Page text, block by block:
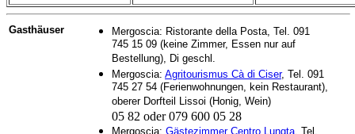
Gasthäuser Mergoscia: Ristorante della Posta, Tel. 091
745 15 09 (keine Zimmer, Essen nur auf
Bestellung), Di geschl.
Mergoscia: Agritourismus Cà di Ciser, Tel. 091
745 27 54 (Ferienwohnungen, kein Restaurant),
oberer Dorfteil Lissoi (Honig, Wein)
05 82 oder 079 600 05 28
Mergoscia: Gästezimmer Centro Lungta, Tel.